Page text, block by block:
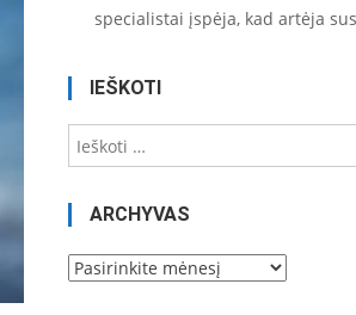
specialistai įspėja, kad artėja
IEŠKOTI
ARCHYVAS
Archyvas